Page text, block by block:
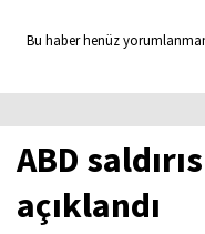
Bu haber henüz
ABD
açıklandı